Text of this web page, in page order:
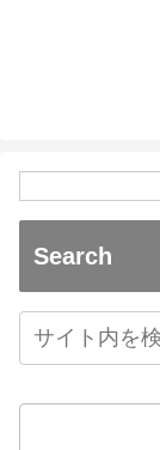
Search